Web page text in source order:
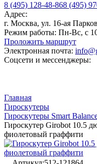
8 (495) 128-48-868 (495)
Адрес:
г. Москва, ул. 16-ая
Режим работы: Пн-Вс, с
Проложить маршрут
Электронная почта:
Соцсети и мессенджеры:
Главная
Гироскутеры
Гироскутеры Smart
Гироскутер Girobot 10.5
фиолетовый граффити